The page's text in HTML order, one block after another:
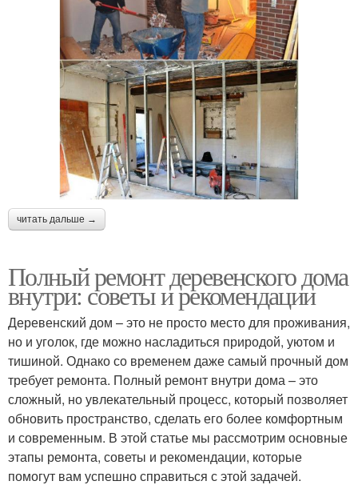
читать дальше →
Полный ремонт деревенского дома
внутри: советы и рекомендации
Деревенский дом – это не просто место для проживания,
но и уголок, где можно насладиться природой, уютом и
тишиной. Однако со временем даже самый прочный дом
требует ремонта. Полный ремонт внутри дома – это
сложный, но увлекательный процесс, который позволяет
обновить пространство, сделать его более комфортным
и современным. В этой статье мы рассмотрим основные
этапы ремонта, советы и рекомендации, которые
помогут вам успешно справиться с этой задачей.